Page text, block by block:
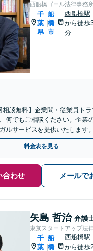
西船橋ゴール法律事務
千
葉
県
|
船
橋
市
西船橋駅
から徒歩3
分
相談無料】企業間・従業員ト
何でもご相談ください。企業
ルサービスを提供いたします
一杯サポートいたします。
料金表を見る
合わせ メールで
矢島 哲治 弁護
東京スタートアップ法
千
葉 |
船
橋
西船橋駅
から徒歩2